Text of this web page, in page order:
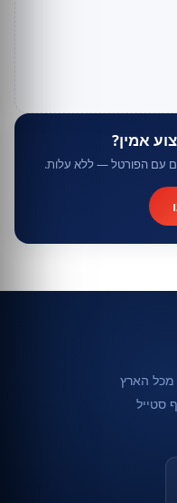
אמין?
עם הפורטל — ללא עלות.
מכל הארץ
סטייל